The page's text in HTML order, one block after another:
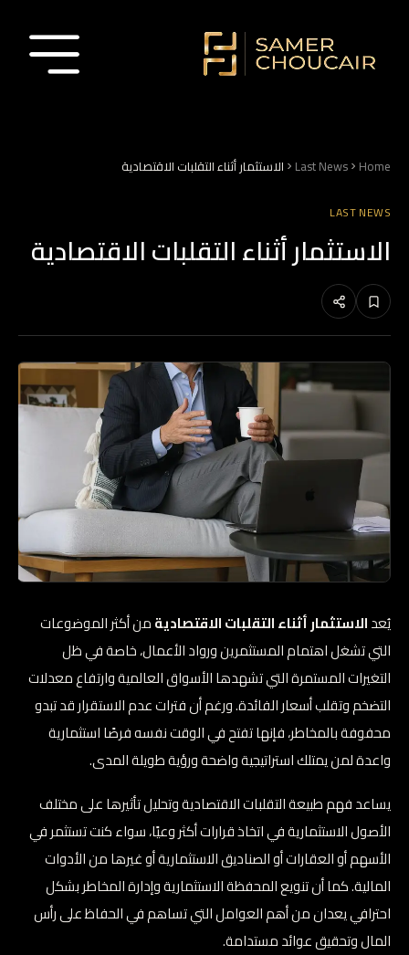
Home
Last News الاستثمار أثناء التقلبات الاقتصادية
LAST NEWS
الاستثمار أثناء التقلبات الاقتصادية
يُعدالاستثمار أثناء التقلبات الاقتصاديةمن أكثر الموضوعات
التي تشغل اهتمام المستثمرين ورواد الأعمال، خاصة في ظل
التغيرات المستمرة التي تشهدها الأسواق العالمية وارتفاع معدلات
التضخم وتقلب أسعار الفائدة. ورغم أن فترات عدم الاستقرار قد تبدو
محفوفة بالمخاطر، فإنها تفتح في الوقت نفسه فرصًا استثمارية
واعدة لمن يمتلك استراتيجية واضحة ورؤية طويلة المدى.
يساعد فهم طبيعة التقلبات الاقتصادية وتحليل تأثيرها على مختلف
الأصول الاستثمارية في اتخاذ قرارات أكثر وعيًا، سواء كنت تستثمر في
الأسهم أو العقارات أو الصناديق الاستثمارية أو غيرها من الأدوات
المالية. كما أن تنويع المحفظة الاستثمارية وإدارة المخاطر بشكل
احترافي يعدان من أهم العوامل التي تساهم في الحفاظ على رأس
المال وتحقيق عوائد مستدامة.